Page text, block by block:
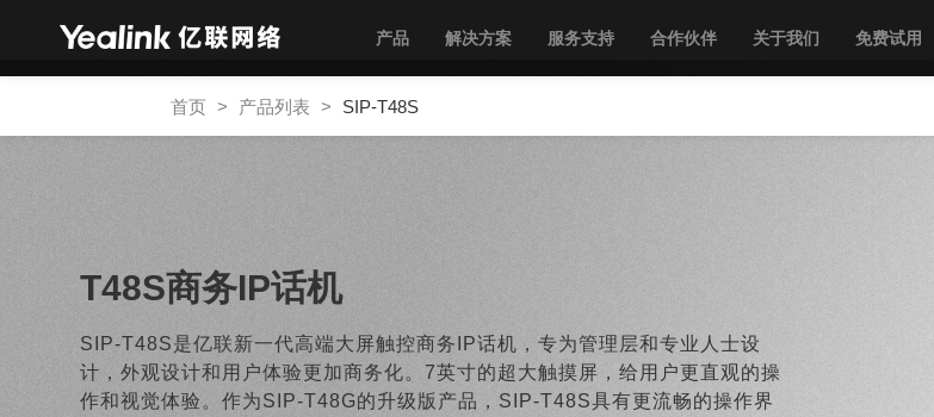
产品 解决方案 服务支持 合作伙伴 关于我们 免费试用
首页 > 产品列表 > SIP-T48S
T48S商务IP话机
SIP-T48S是亿联新一代高端大屏触控商务IP话机，专为管理层和专业人士设
计，外观设计和用户体验更加商务化。7英寸的超大触摸屏，给用户更直观的操
作和视觉体验。作为SIP-T48G的升级版产品，SIP-T48S具有更流畅的操作界